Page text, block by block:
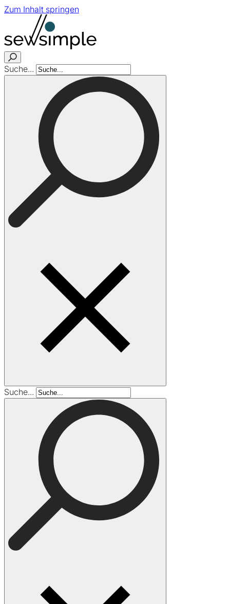
Zum Inhalt springen
Suche...
Suche...